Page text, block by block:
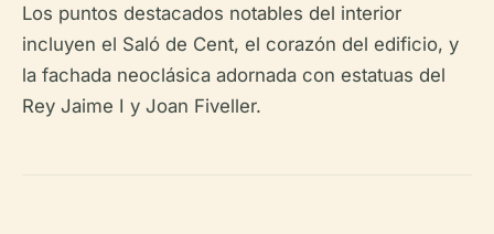
Los puntos destacados notables del interior
incluyen el Saló de Cent, el corazón del edificio, y
la fachada neoclásica adornada con estatuas del
Rey Jaime I y Joan Fiveller.